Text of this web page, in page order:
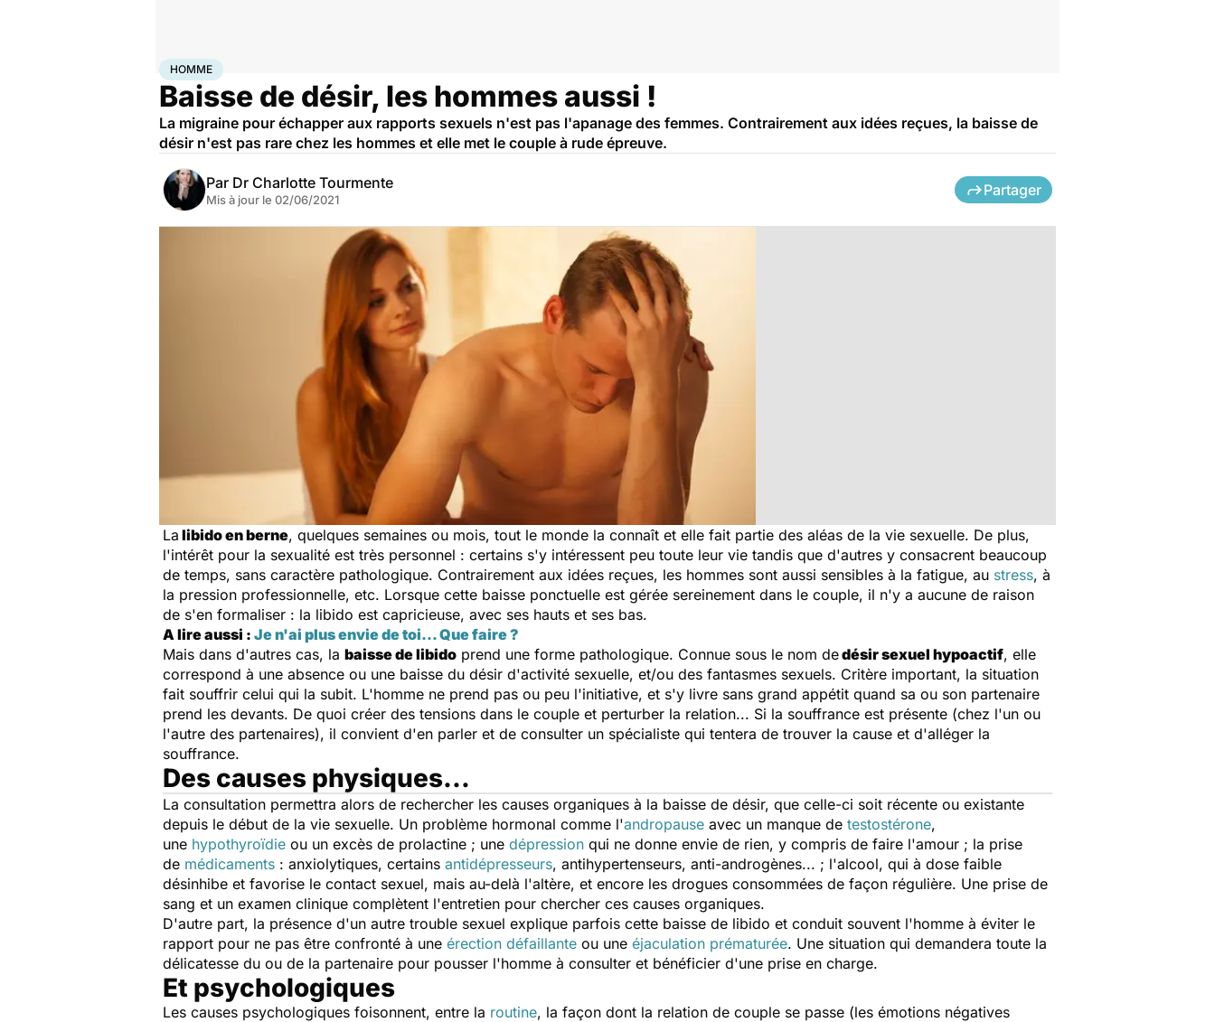
AccueilSanté
HOMME
Baisse de désir, les hommes aussi !
La migraine pour échapper aux rapports sexuels n'est pas l'apanage des femmes. Contrairement aux idées reçues, la baisse de
désir n'est pas rare chez les hommes et elle met le couple à rude épreuve.
Par Dr Charlotte Tourmente
Mis à jour le 02/06/2021
Partager
La libido en berne, quelques semaines ou mois, tout le monde la connaît et elle fait partie des aléas de la vie sexuelle. De plus,
l'intérêt pour la sexualité est très personnel : certains s'y intéressent peu toute leur vie tandis que d'autres y consacrent beaucoup
de temps, sans caractère pathologique. Contrairement aux idées reçues, les hommes sont aussi sensibles à la fatigue, au stress, à
la pression professionnelle, etc. Lorsque cette baisse ponctuelle est gérée sereinement dans le couple, il n'y a aucune de raison
de s'en formaliser : la libido est capricieuse, avec ses hauts et ses bas.
A lire aussi : Je n'ai plus envie de toi... Que faire ?
Mais dans d'autres cas, la baisse de libido prend une forme pathologique. Connue sous le nom dedésir sexuel hypoactif, elle
correspond à une absence ou une baisse du désir d'activité sexuelle, et/ou des fantasmes sexuels. Critère important, la situation
fait souffrir celui qui la subit. L'homme ne prend pas ou peu l'initiative, et s'y livre sans grand appétit quand sa ou son partenaire
prend les devants. De quoi créer des tensions dans le couple et perturber la relation... Si la souffrance est présente (chez l'un ou
l'autre des partenaires), il convient d'en parler et de consulter un spécialiste qui tentera de trouver la cause et d'alléger la
souffrance.
Des causes physiques...
La consultation permettra alors de rechercher les causes organiques à la baisse de désir, que celle-ci soit récente ou existante
depuis le début de la vie sexuelle. Un problème hormonal comme l'andropause avec un manque de testostérone,
une hypothyroïdie ou un excès de prolactine ; une dépression qui ne donne envie de rien, y compris de faire l'amour ; la prise
de médicaments : anxiolytiques, certains antidépresseurs, antihypertenseurs, anti-androgènes... ; l'alcool, qui à dose faible
désinhibe et favorise le contact sexuel, mais au-delà l'altère, et encore les drogues consommées de façon régulière. Une prise de
sang et un examen clinique complètent l'entretien pour chercher ces causes organiques.
D'autre part, la présence d'un autre trouble sexuel explique parfois cette baisse de libido et conduit souvent l'homme à éviter le
rapport pour ne pas être confronté à une érection défaillante ou une éjaculation prématurée. Une situation qui demandera toute la
délicatesse du ou de la partenaire pour pousser l'homme à consulter et bénéficier d'une prise en charge.
Et psychologiques
Les causes psychologiques foisonnent, entre la routine, la façon dont la relation de couple se passe (les émotions négatives